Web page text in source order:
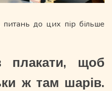
до цих пір більше
плакати, щоб
ж там шарів.